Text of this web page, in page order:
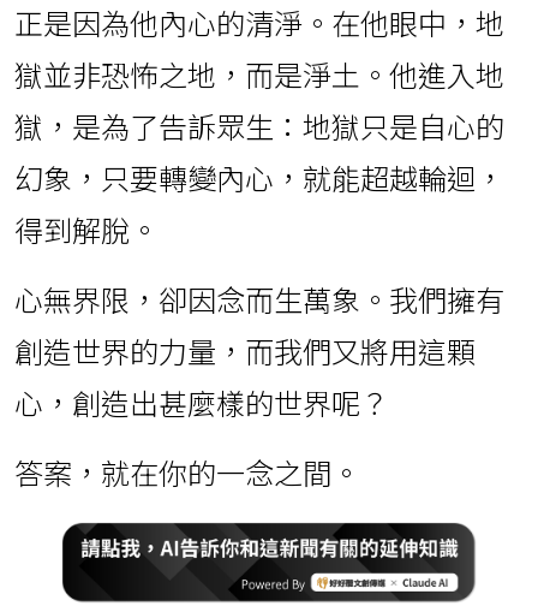
正是因為他內心的清淨。在他眼中，地
獄並非恐怖之地，而是淨土。他進入地
獄，是為了告訴眾生：地獄只是自心的
幻象，只要轉變內心，就能超越輪迴，
得到解脫。
心無界限，卻因念而生萬象。我們擁有
創造世界的力量，而我們又將用這顆
心，創造出甚麼樣的世界呢？
答案，就在你的一念之間。